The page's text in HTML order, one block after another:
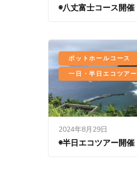
◉八丈富士コース開催
ポットホールコース
一日・半日エコツアー
2024年8月29日
◉半日エコツアー開催